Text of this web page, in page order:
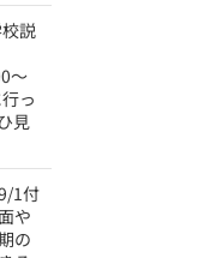
説
～
っ
見
1付
や
の